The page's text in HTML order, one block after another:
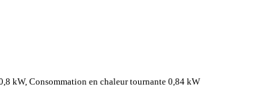
kW, Consommation en chaleur tournante 0,84 kW